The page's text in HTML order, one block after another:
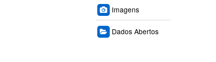
Imagens
Dados Abertos